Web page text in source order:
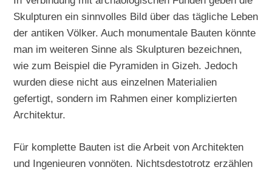
Skulpturen ein sinnvolles Bild über das tägliche Leben
der antiken Völker. Auch monumentale Bauten könnte
man im weiteren Sinne als Skulpturen bezeichnen,
wie zum Beispiel die Pyramiden in Gizeh. Jedoch
wurden diese nicht aus einzelnen Materialien
gefertigt, sondern im Rahmen einer komplizierten
Architektur.
Für komplette Bauten ist die Arbeit von Architekten
und Ingenieuren vonnöten. Nichtsdestotrotz erzählen